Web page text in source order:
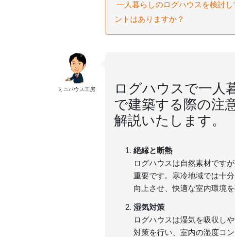
一人暮らしのログハウスを検討
ントはありますか？
ミニハウス工房
ログハウスで一人
で建築する際の注
解説いたします。
絶縁と断熱
ログハウスは自然素材です
重要です。寒冷地域では十
向上させ、快適な室内環境を
湿気対策
ログハウスは湿気を吸収し
対策を行い、室内の湿度コ